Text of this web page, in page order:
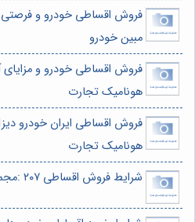
فروش اقساطی خودرو و
مبین خودرو
فروش اقساطی خودرو و مزایای
هونامیک تجارت
فروش اقساطی ایران خودرو
هونامیک تجارت
شرایط فروش اقساطی ۲۰۷ :مجموعۀ هونامیک تجارت